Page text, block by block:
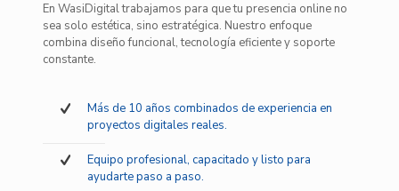
En WasiDigital trabajamos para que tu presencia online no
sea solo estética, sino estratégica. Nuestro enfoque
combina diseño funcional, tecnología eficiente y soporte
constante.
Más de 10 años combinados de experiencia en
proyectos digitales reales.
Equipo profesional, capacitado y listo para
ayudarte paso a paso.